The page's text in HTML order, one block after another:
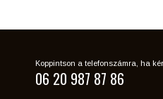
Koppintson a telefonszámra, ha
06 20 987 87 86